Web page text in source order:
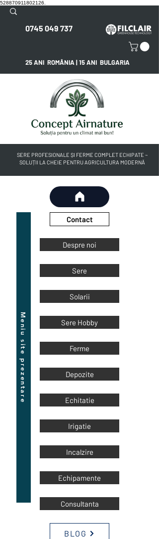
528870911802126.
0745 049 737
25 ANI ROMÂNIA | 15 ANI BULGARIA
SERE PROFESIONALE ȘI FERME COMPLET ECHIPATE ~
SOLUȚII LA CHEIE PENTRU AGRICULTURA MODERNĂ
Meniu site prezentare
Contact
Despre noi
Sere
Solarii
Sere Hobby
Ferme
Depozite
Echitatie
Irigatie
Incalzire
Echipamente
Consultanta
BLOG